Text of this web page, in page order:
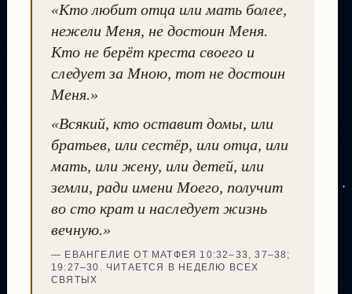
«Кто любит отца или мать более,
нежели Меня, не достоин Меня.
Кто не берёт креста своего и
следует за Мною, тот не достоин
Меня.»
«Всякий, кто оставит домы, или
братьев, или сестёр, или отца, или
мать, или жену, или детей, или
земли, ради имени Моего, получит
во сто крат и наследует жизнь
вечную.»
— ЕВАНГЕЛИЕ ОТ МАТФЕЯ 10:32–33, 37–38;
19:27–30. ЧИТАЕТСЯ В НЕДЕЛЮ ВСЕХ
СВЯТЫХ